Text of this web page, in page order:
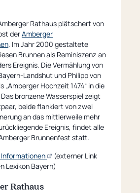
Rathaus plätschert von
derAmberger
. Im Jahr 2000 gestaltete
Brunnen als Reminiszenz an
Ereignis. Die Vermählung von
Landshut und Philipp von
„Amberger Hochzeit 1474“ in die
bronzene Wasserspiel zeigt
beide flankiert von zwei
an das mittlerweile mehr
Ereignis, findet alle
Brunnenfest statt.
(öffnet
externe
(externer Link
Lexikon Bayern)
Rathaus